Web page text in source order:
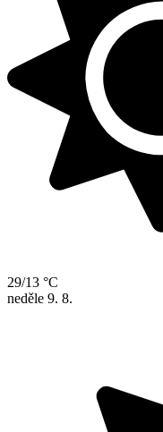
29/13 °C
neděle 9. 8.